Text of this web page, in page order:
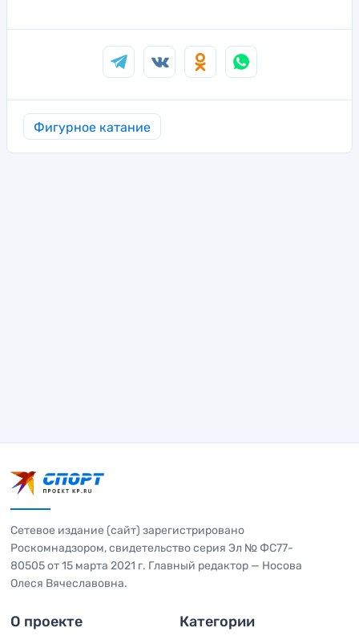
Фигурное катание
Сетевое издание (сайт) зарегистрировано
Роскомнадзором, свидетельство серия Эл № ФС77-
80505 от 15 марта 2021 г. Главный редактор — Носова
Олеся Вячеславовна.
О проекте Категории